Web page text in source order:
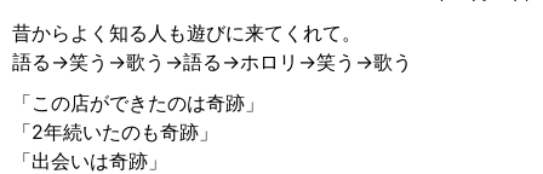
昔からよく知る人も遊びに来てくれて。
語る→笑う→歌う→語る→ホロリ→笑う→歌う
「この店ができたのは奇跡」
「2年続いたのも奇跡」
「出会いは奇跡」